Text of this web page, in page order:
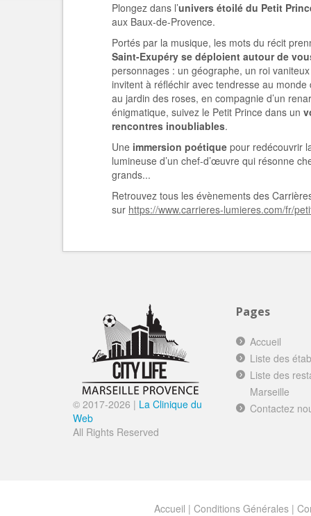
Plongez dans l’univers étoilé du Petit
aux Baux-de-Provence.
Portés par la musique, les mots du récit
Saint-Exupéry se déploient autour de
personnages : un géographe, un roi
invitent à réfléchir avec tendresse au monde
au jardin des roses, en compagnie d’un
énigmatique, suivez le Petit Prince dans un
rencontres inoubliables.
Une immersion poétique pour redécouvrir
lumineuse d’un chef-d’œuvre qui résonne
grands...
Retrouvez tous les évènements des
sur https://www.carrieres-lumieres.com/fr/
© 2017-2026 | La Clinique du
Web
All Rights Reserved
Pages
Accueil
Liste des
Liste des
Marseille
Contactez
Accueil | Conditions Générales|